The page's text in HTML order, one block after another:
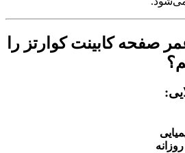
عمر صفحه کابینت کوارتز را